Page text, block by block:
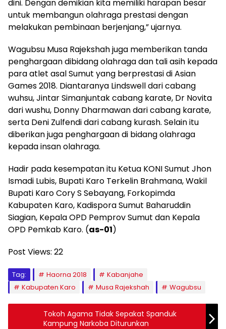
dini. Dengan demikian kita memiliki harapan besar
untuk membangun olahraga prestasi dengan
melakukan pembinaan berjenjang,” ujarnya.
Wagubsu Musa Rajekshah juga memberikan tanda
penghargaan dibidang olahraga dan tali asih kepada
para atlet asal Sumut yang berprestasi di Asian
Games 2018. Diantaranya Lindswell dari cabang
wuhsu, Jintar Simanjuntak cabang karate, Dr Novita
dari wushu, Donny Dharmawan dari cabang karate,
serta Deni Zulfendi dari cabang kurash. Selain itu
diberikan juga penghargaan di bidang olahraga
kepada insan olahraga.
Hadir pada kesempatan itu Ketua KONI Sumut Jhon
Ismadi Lubis, Bupati Karo Terkelin Brahmana, Wakil
Bupati Karo Cory S Sebayang, Forkopimda
Kabupaten Karo, Kadispora Sumut Baharuddin
Siagian, Kepala OPD Pemprov Sumut dan Kepala
OPD Pemkab Karo. (as-01)
Post Views: 22
Tag: Haorna 2018
Kabanjahe
Kabupaten Karo
Musa Rajekshah Wagubsu
Tokoh Agama Tidak Sepakat Spanduk
Kampung Narkoba Diturunkan